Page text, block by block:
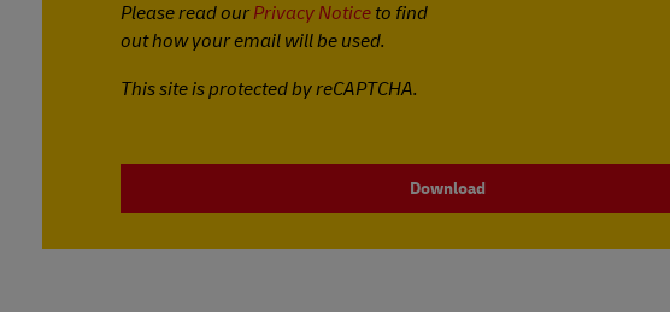
Please read ourPrivacy Notice to find
out how your email will be used.
This site is protected by reCAPTCHA.
Download